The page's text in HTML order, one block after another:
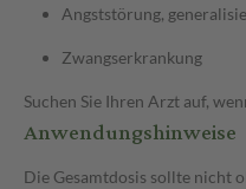
Angststörung,
Zwangserkrankung
Suchen Sie Ihren Arzt auf,
Anwendungshinweise
Die Gesamtdosis sollte nicht